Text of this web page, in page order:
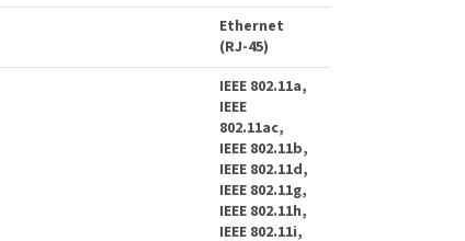
Ethernet
(RJ-45)
IEEE 802.11a,
IEEE
802.11ac,
IEEE 802.11b,
IEEE 802.11d,
IEEE 802.11g,
IEEE 802.11h,
IEEE 802.11i,